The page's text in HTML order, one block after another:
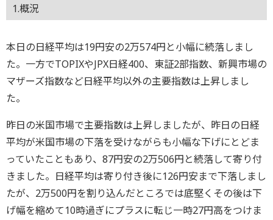
1.概況
本日の日経平均は19円安の2万574円と小幅に続落しまし
た。一方でTOPIXやJPX日経400、東証2部指数、新興市場の
マザーズ指数など日経平均以外の主要指数は上昇しまし
た。
昨日の米国市場で主要指数は上昇しましたが、昨日の日経
平均が米国市場の下落を受けながらも小幅な下げにとどま
っていたこともあり、87円安の2万506円と続落して寄り付
きました。日経平均は寄り付き後に126円安まで下落しまし
たが、2万500円を割り込んだところでは底堅くその後は下
げ幅を縮めて10時過ぎにプラスに転じ一時27円高をつけま